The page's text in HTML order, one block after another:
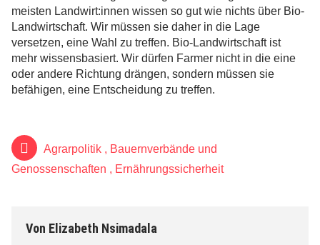
Von Elizabeth Nsimadala
meisten Landwirt:innen wissen so gut wie nichts über Bio-
Landwirtschaft. Wir müssen sie daher in die Lage
versetzen, eine Wahl zu treffen. Bio-Landwirtschaft ist
mehr wissensbasiert. Wir dürfen Farmer nicht in die eine
oder andere Richtung drängen, sondern müssen sie
befähigen, eine Entscheidung zu treffen.
Agrarpolitik , Bauernverbände und
Genossenschaften , Ernährungssicherheit